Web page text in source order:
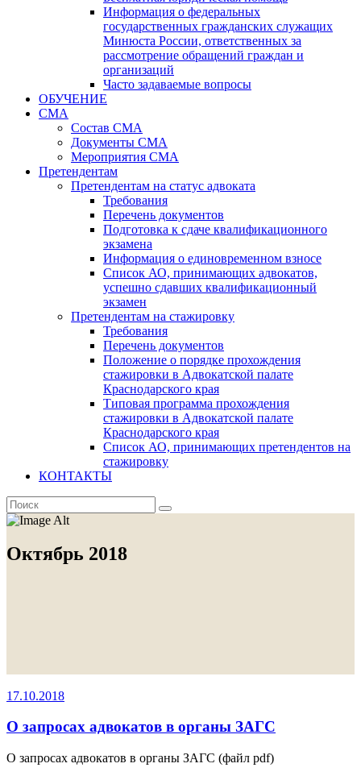
Информация о федеральных
государственных гражданских служащих
Минюста России, ответственных за
рассмотрение обращений граждан и
организаций
Часто задаваемые вопросы
ОБУЧЕНИЕ
СМА
Состав СМА
Документы СМА
Мероприятия СМА
Претендентам
Претендентам на статус адвоката
Требования
Перечень документов
Подготовка к сдаче квалификационного
экзамена
Информация о единовременном взносе
Список АО, принимающих адвокатов,
успешно сдавших квалификационный
экзамен
Претендентам на стажировку
Требования
Перечень документов
Положение о порядке прохождения
стажировки в Адвокатской палате
Краснодарского края
Типовая программа прохождения
стажировки в Адвокатской палате
Краснодарского края
Список АО, принимающих претендентов на
стажировку
КОНТАКТЫ
Октябрь 2018
17.10.2018
О запросах адвокатов в органы ЗАГС
О запросах адвокатов в органы ЗАГС (файл pdf)